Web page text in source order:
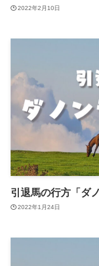
2022年2月10日
引退馬の行方「ダ
2022年1月24日